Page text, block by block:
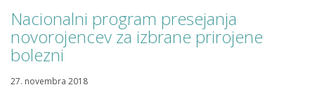
Nacionalni program presejanja
novorojencev za izbrane prirojene
bolezni
27. novembra 2018